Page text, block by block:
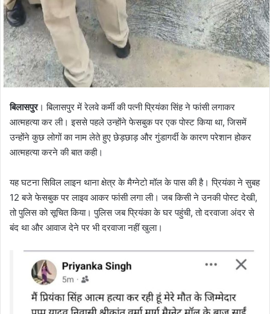
बिलासपुर। बिलासपुर में रेलवे कर्मी की पत्नी प्रियंका सिंह ने फांसी लगाकर
आत्महत्या कर ली। इससे पहले उन्होंने फेसबुक पर एक पोस्ट किया था, जिसमें
उन्होंने कुछ लोगों का नाम लेते हुए छेड़छाड़ और गुंडागर्दी के कारण परेशान होकर
आत्महत्या करने की बात कही।
यह घटना सिविल लाइन थाना क्षेत्र के मैग्नेटो मॉल के पास की है। प्रियंका ने सुबह
12 बजे फेसबुक पर लाइव आकर फांसी लगा ली। जब किसी ने उनकी पोस्ट देखी,
तो पुलिस को सूचित किया। पुलिस जब प्रियंका के घर पहुंची, तो दरवाजा अंदर से
बंद था और आवाज देने पर भी दरवाजा नहीं खुला।